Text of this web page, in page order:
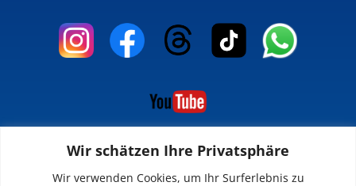
Wir schätzen Ihre Privatsphäre
Wir verwenden Cookies, um Ihr Surferlebnis zu
INFOS